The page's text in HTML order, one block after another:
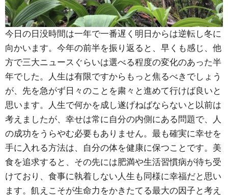
今日の日没時間は一年で一番遅く明日からは逆転し冬に
向かいます。今年の前半を振り返ると、早くも感じ、他
方で三大ニュースぐらいは選べる程度の変化のあった半
年でした。人生は有限ですからもっと焦るべきでしょう
が、先を急がず日々のことを粛々と進めて行けば良いと
思います。人生で何かを成し遂げねばならないと以前は
考えましたが、幸せは常に自分の内側にある問題で、人
の成功をうらやむ必要もありません。最も確実に幸せを
手に入れる方法は、自分の体を健康に保つことです。美
食を追求すると、その先には肥満や生活習慣病が待ち受
けており、食事に執着しない人生も同様に幸福だと思い
ます。飢えこそが生命力をかきたてる最大の因子と考え